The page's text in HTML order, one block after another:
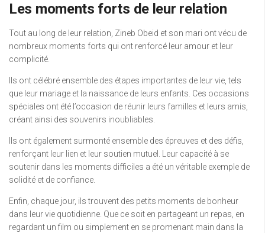
Les moments forts de leur relation
Tout au long de leur relation, Zineb Obeid et son mari ont vécu de
nombreux moments forts qui ont renforcé leur amour et leur
complicité.
Ils ont célébré ensemble des étapes importantes de leur vie, tels
que leur mariage et la naissance de leurs enfants. Ces occasions
spéciales ont été l’occasion de réunir leurs familles et leurs amis,
créant ainsi des souvenirs inoubliables.
Ils ont également surmonté ensemble des épreuves et des défis,
renforçant leur lien et leur soutien mutuel. Leur capacité à se
soutenir dans les moments difficiles a été un véritable exemple de
solidité et de confiance.
Enfin, chaque jour, ils trouvent des petits moments de bonheur
dans leur vie quotidienne. Que ce soit en partageant un repas, en
regardant un film ou simplement en se promenant main dans la